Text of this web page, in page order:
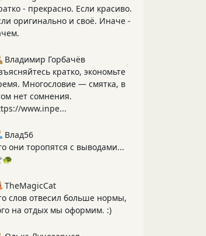
- прекрасно. Если красиво.
оригинально и своё. Иначе -
Владимир Горбачёв
кратко, экономьте
Многословие — смятка, в
нет сомнения.
www.inpe...
Влад56
они торопятся с выводами...
TheMagicCat
слов отвесил больше нормы,
на отдых мы оформим. :)